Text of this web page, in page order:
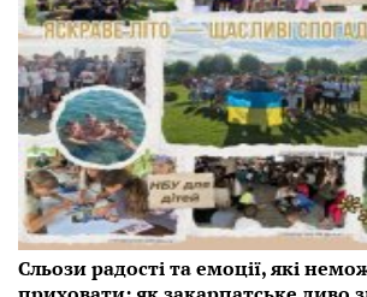
Сльози радості та емоції, які